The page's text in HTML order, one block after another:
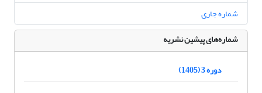
شماره جاری
شماره‌های پیشین نشریه
دوره 3 (1405)